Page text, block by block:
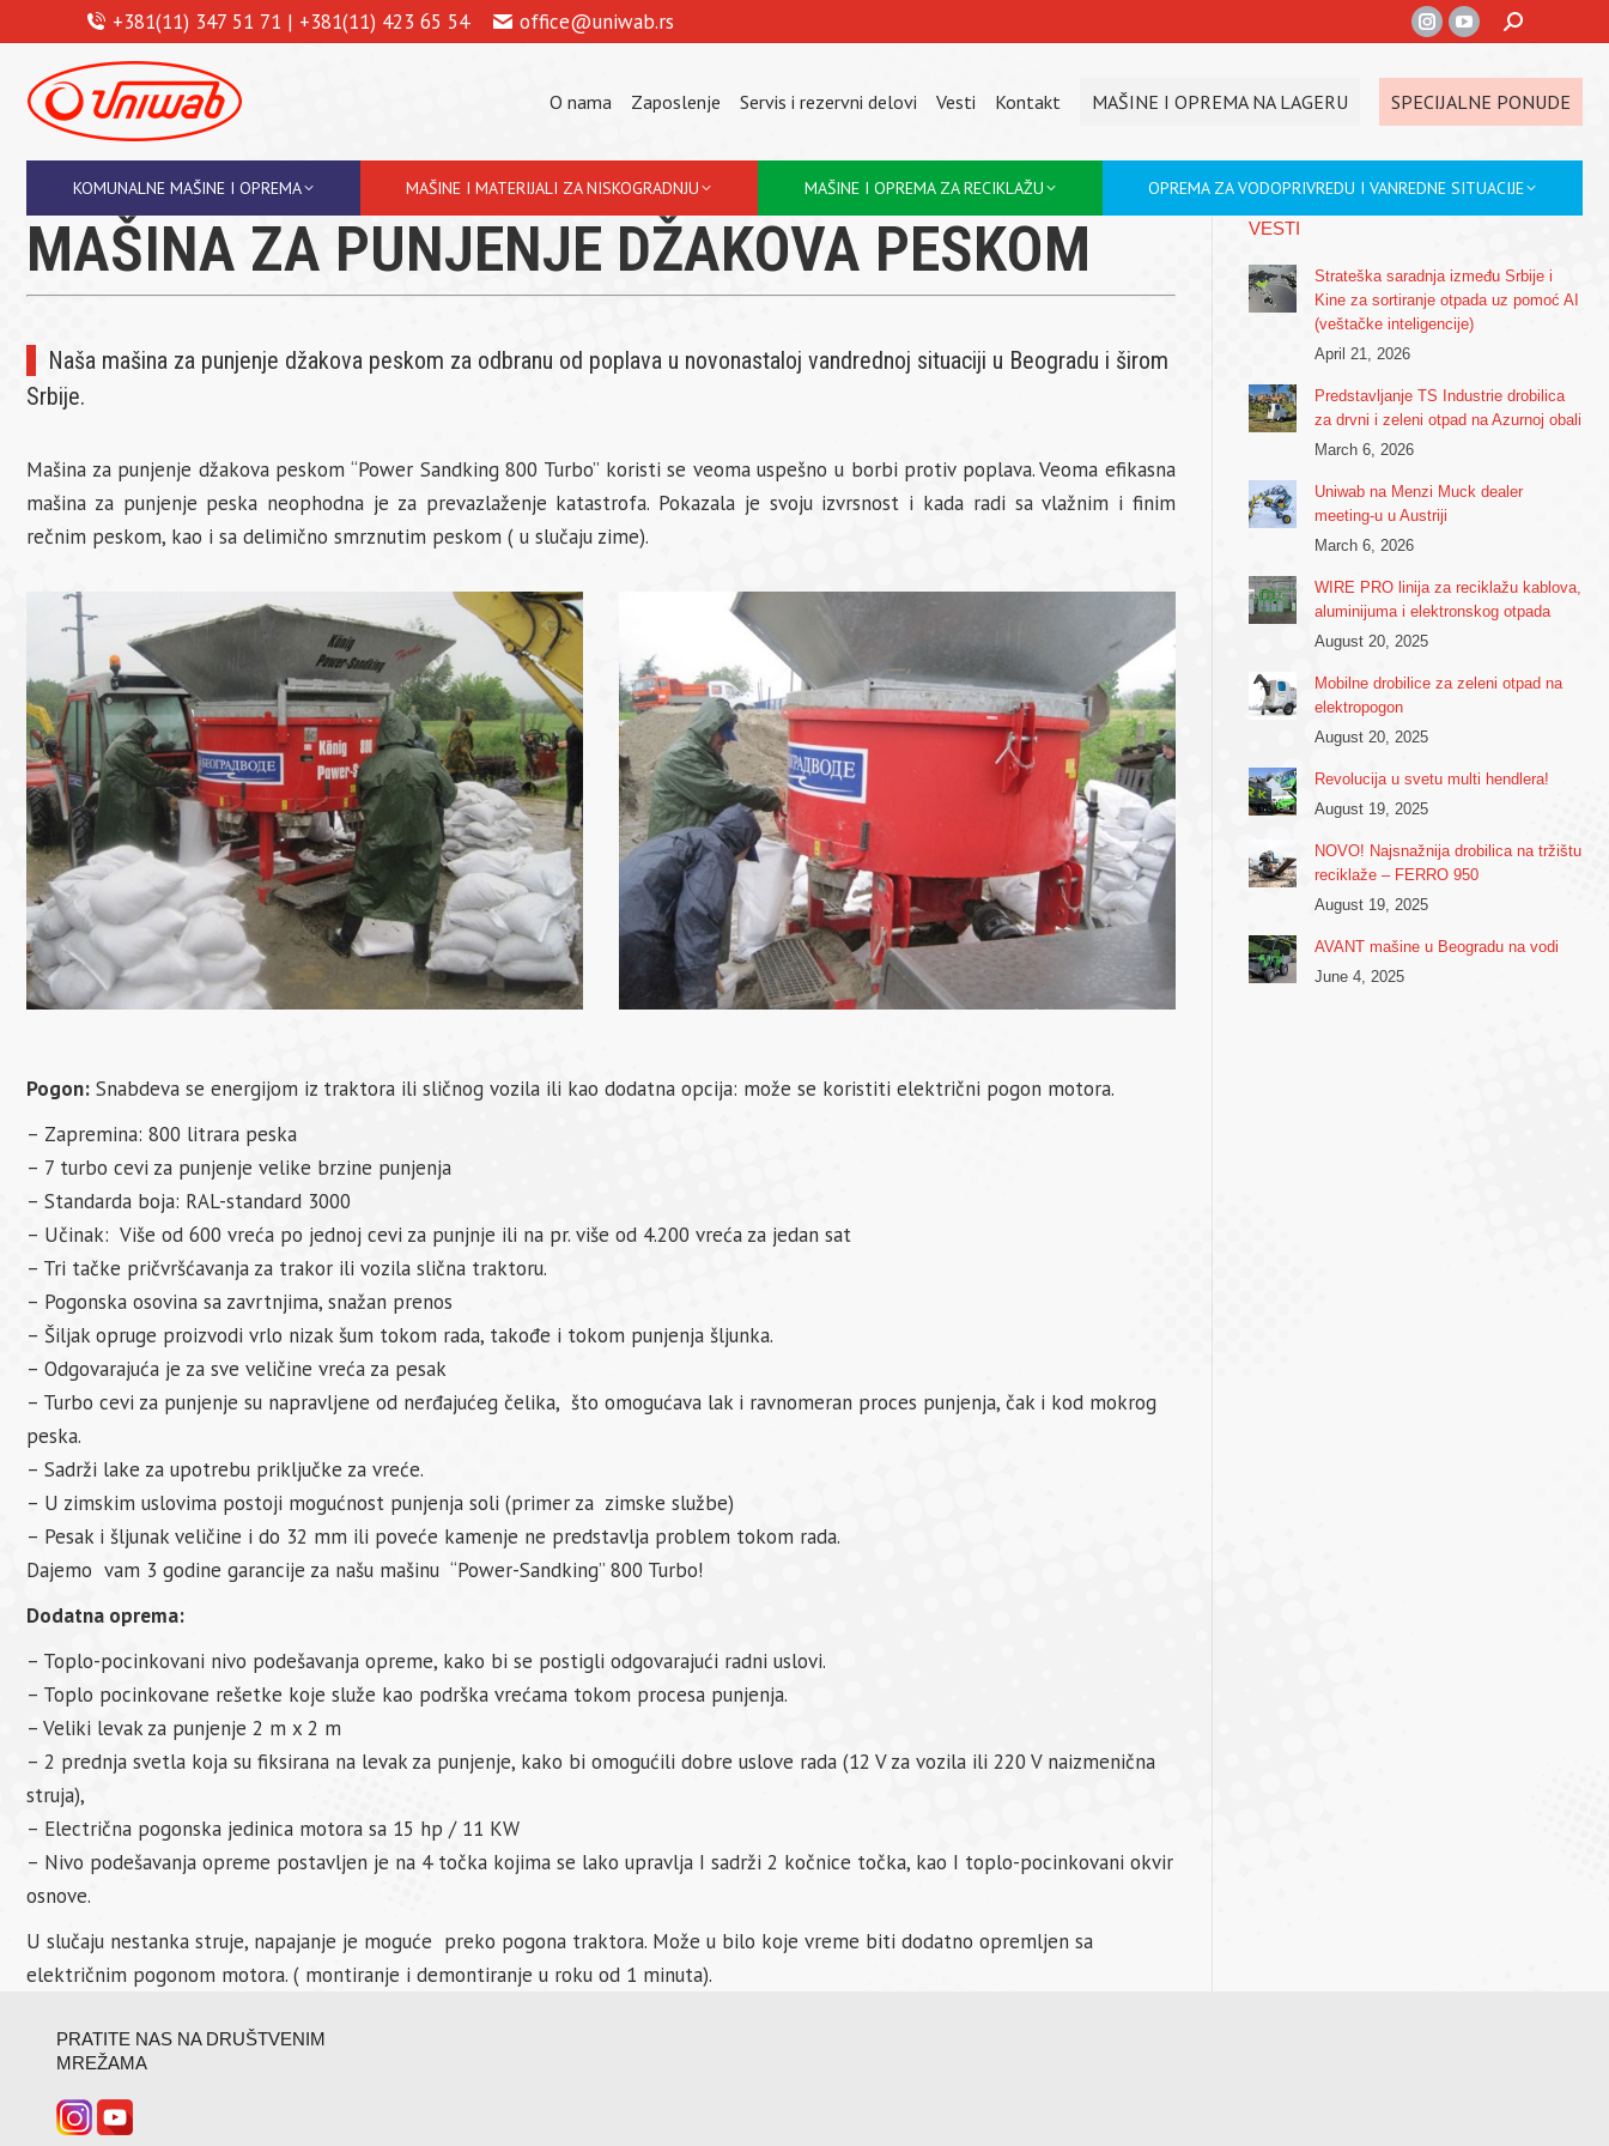
+381(11) 347 51 71 | +381(11) 423 65 54 office@uniwab.rs
Instagram
opens
in
new
window
YouTube
opens
in
new
window
Search:
O nama Zaposlenje Servis i rezervni delovi Vesti Kontakt MAŠINE I OPREMA NA LAGERU SPECIJALNE PONUDE
KOMUNALNE MAŠINE I OPREMA MAŠINE I MATERIJALI ZA NISKOGRADNJU MAŠINE I OPREMA ZA RECIKLAŽU OPREMA ZA VODOPRIVREDU I VANREDNE SITUACIJE
MAŠINA ZA PUNJENJE DŽAKOVA PESKOM
Naša mašina za punjenje džakova peskom za odbranu od poplava u novonastaloj vandrednoj situaciji u Beogradu i širom
Srbije.
Mašina za punjenje džakova peskom “Power Sandking 800 Turbo” koristi se veoma uspešno u borbi protiv poplava. Veoma efikasna
mašina za punjenje peska neophodna je za prevazlaženje katastrofa. Pokazala je svoju izvrsnost i kada radi sa vlažnim i finim
rečnim peskom, kao i sa delimično smrznutim peskom ( u slučaju zime).
Pogon: Snabdeva se energijom iz traktora ili sličnog vozila ili kao dodatna opcija: može se koristiti električni pogon motora.
– Zapremina: 800 litrara peska
– 7 turbo cevi za punjenje velike brzine punjenja
– Standarda boja: RAL-standard 3000
– Učinak: Više od 600 vreća po jednoj cevi za punjnje ili na pr. više od 4.200 vreća za jedan sat
– Tri tačke pričvršćavanja za trakor ili vozila slična traktoru.
– Pogonska osovina sa zavrtnjima, snažan prenos
– Šiljak opruge proizvodi vrlo nizak šum tokom rada, takođe i tokom punjenja šljunka.
– Odgovarajuća je za sve veličine vreća za pesak
– Turbo cevi za punjenje su napravljene od nerđajućeg čelika, što omogućava lak i ravnomeran proces punjenja, čak i kod mokrog
peska.
– Sadrži lake za upotrebu priključke za vreće.
– U zimskim uslovima postoji mogućnost punjenja soli (primer za zimske službe)
– Pesak i šljunak veličine i do 32 mm ili poveće kamenje ne predstavlja problem tokom rada.
Dajemo vam 3 godine garancije za našu mašinu “Power-Sandking” 800 Turbo!
Dodatna oprema:
– Toplo-pocinkovani nivo podešavanja opreme, kako bi se postigli odgovarajući radni uslovi.
– Toplo pocinkovane rešetke koje služe kao podrška vrećama tokom procesa punjenja.
– Veliki levak za punjenje 2 m x 2 m
– 2 prednja svetla koja su fiksirana na levak za punjenje, kako bi omogućili dobre uslove rada (12 V za vozila ili 220 V naizmenična
struja),
– Electrična pogonska jedinica motora sa 15 hp / 11 KW
– Nivo podešavanja opreme postavljen je na 4 točka kojima se lako upravlja I sadrži 2 kočnice točka, kao I toplo-pocinkovani okvir
osnove.
U slučaju nestanka struje, napajanje je moguće preko pogona traktora. Može u bilo koje vreme biti dodatno opremljen sa
električnim pogonom motora. ( montiranje i demontiranje u roku od 1 minuta).
VESTI
Strateška saradnja između Srbije i
Kine za sortiranje otpada uz pomoć AI
(veštačke inteligencije)
April 21, 2026
Predstavljanje TS Industrie drobilica
za drvni i zeleni otpad na Azurnoj obali
March 6, 2026
Uniwab na Menzi Muck dealer
meeting-u u Austriji
March 6, 2026
WIRE PRO linija za reciklažu kablova,
aluminijuma i elektronskog otpada
August 20, 2025
Mobilne drobilice za zeleni otpad na
elektropogon
August 20, 2025
Revolucija u svetu multi hendlera!
August 19, 2025
NOVO! Najsnažnija drobilica na tržištu
reciklaže – FERRO 950
August 19, 2025
AVANT mašine u Beogradu na vodi
June 4, 2025
PRATITE NAS NA DRUŠTVENIM
MREŽAMA